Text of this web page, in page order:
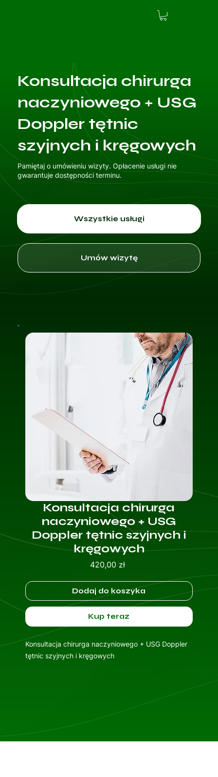
Konsultacja chirurga
naczyniowego + USG
Doppler tętnic
szyjnych i kręgowych
Pamiętaj o umówieniu wizyty. Opłacenie usługi nie
gwarantuje dostępności terminu.
Wszystkie usługi
Umów wizytę
Konsultacja chirurga
naczyniowego + USG
Doppler tętnic szyjnych i
kręgowych
420,00 złCena
Dodaj do koszyka
Kup teraz
Konsultacja chirurga naczyniowego + USG Doppler
tętnic szyjnych i kręgowych